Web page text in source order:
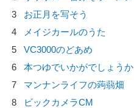
3
お正月を写そう
4
メイジカールのうた
5
VC3000のどあめ
6
本つゆでいかがでしょうか
7
マンナンライフの蒟蒻畑
8
ビックカメラCM